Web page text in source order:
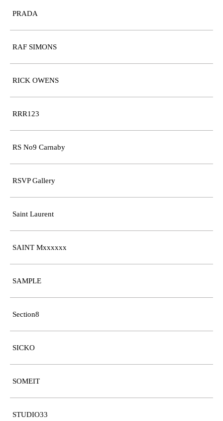
PRADA
RAF SIMONS
RICK OWENS
RRR123
RS No9 Carnaby
RSVP Gallery
Saint Laurent
SAINT Mxxxxxx
SAMPLE
Section8
SICKO
SOMEIT
STUDIO33